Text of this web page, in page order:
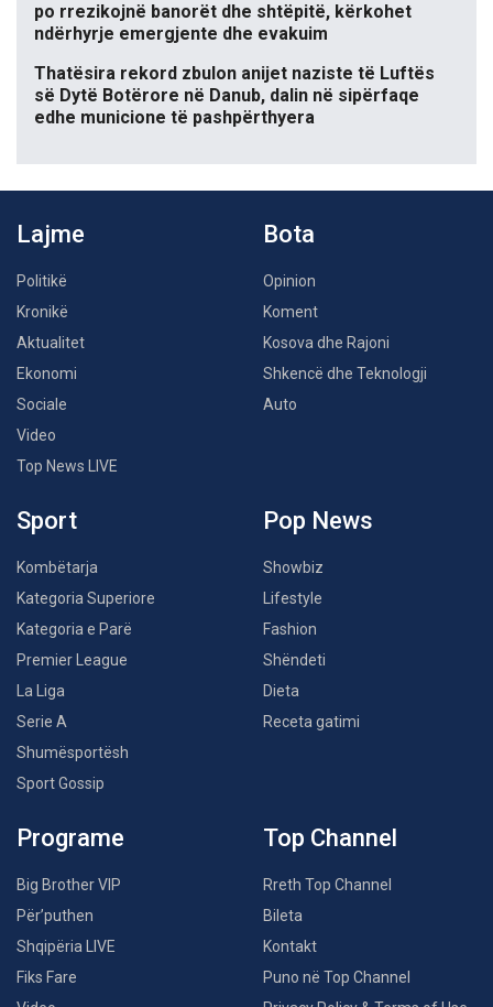
po rrezikojnë banorët dhe shtëpitë, kërkohet
ndërhyrje emergjente dhe evakuim
Thatësira rekord zbulon anijet naziste të Luftës
së Dytë Botërore në Danub, dalin në sipërfaqe
edhe municione të pashpërthyera
Lajme
Politikë
Kronikë
Aktualitet
Ekonomi
Sociale
Video
Top News LIVE
Bota
Opinion
Koment
Kosova dhe Rajoni
Shkencë dhe Teknologji
Auto
Sport
Kombëtarja
Kategoria Superiore
Kategoria e Parë
Premier League
La Liga
Serie A
Shumësportësh
Sport Gossip
Pop News
Showbiz
Lifestyle
Fashion
Shëndeti
Dieta
Receta gatimi
Programe
Big Brother VIP
Për’puthen
Shqipëria LIVE
Fiks Fare
Top Channel
Rreth Top Channel
Bileta
Kontakt
Puno në Top Channel